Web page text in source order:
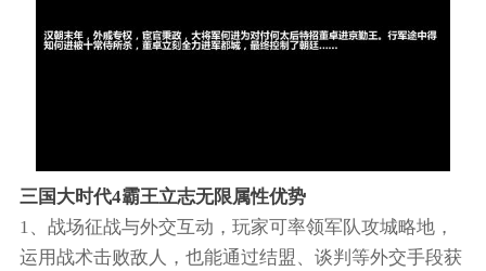
三国大时代4霸王立志无限属性优势
1、战场征战与外交互动，玩家可率领军队攻城略地，
运用战术击败敌人，也能通过结盟、谈判等外交手段获